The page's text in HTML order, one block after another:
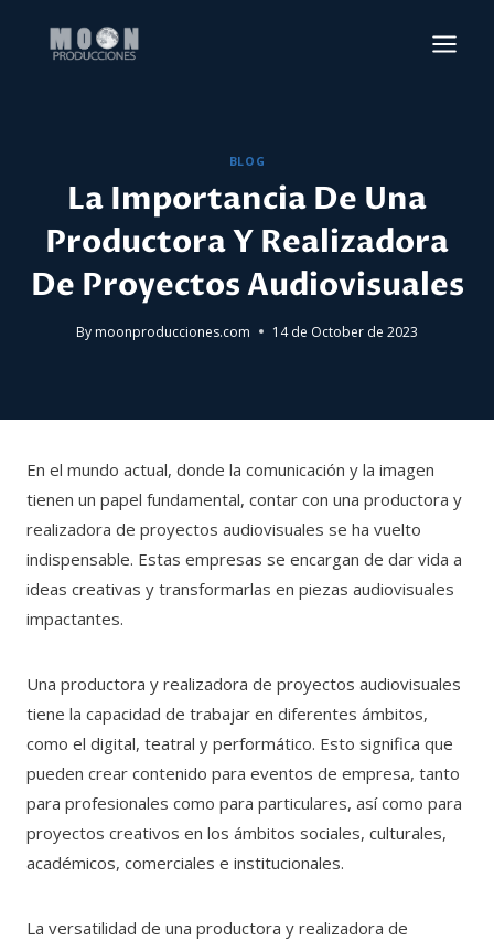
BLOG
La Importancia De Una
Productora Y Realizadora
De Proyectos Audiovisuales
By moonproducciones.com 14 de October de 2023
En el mundo actual, donde la comunicación y la imagen
tienen un papel fundamental, contar con una productora y
realizadora de proyectos audiovisuales se ha vuelto
indispensable. Estas empresas se encargan de dar vida a
ideas creativas y transformarlas en piezas audiovisuales
impactantes.
Una productora y realizadora de proyectos audiovisuales
tiene la capacidad de trabajar en diferentes ámbitos,
como el digital, teatral y performático. Esto significa que
pueden crear contenido para eventos de empresa, tanto
para profesionales como para particulares, así como para
proyectos creativos en los ámbitos sociales, culturales,
académicos, comerciales e institucionales.
La versatilidad de una productora y realizadora de